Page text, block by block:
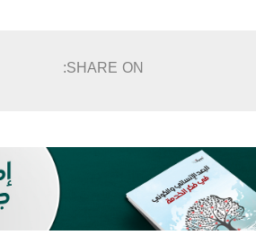
SHARE ON: